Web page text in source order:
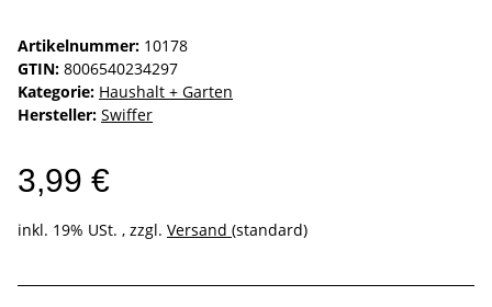
Artikelnummer: 10178
GTIN: 8006540234297
Kategorie: Haushalt + Garten
Hersteller: Swiffer
3,99 €
inkl. 19% USt. , zzgl. Versand (standard)